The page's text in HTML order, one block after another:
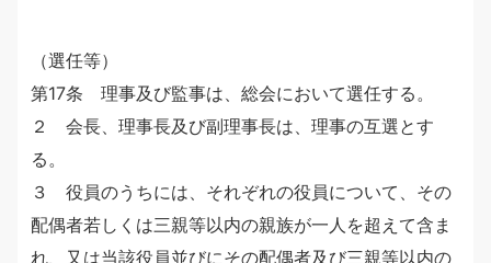
（選任等）
第17条 理事及び監事は、総会において選任する。
２ 会長、理事長及び副理事長は、理事の互選とす
る。
３ 役員のうちには、それぞれの役員について、その
配偶者若しくは三親等以内の親族が一人を超えて含ま
れ、又は当該役員並びにその配偶者及び三親等以内の